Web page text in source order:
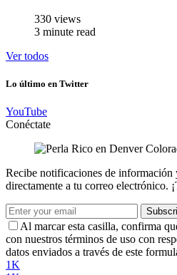
330 views
3 minute read
Ver todos
Lo último en Twitter
YouTube
Conéctate
Recibe notificaciones de información
directamente a tu correo electrónico.
Al marcar esta casilla, confirma
con nuestros términos de uso con
datos enviados a través de este
1K